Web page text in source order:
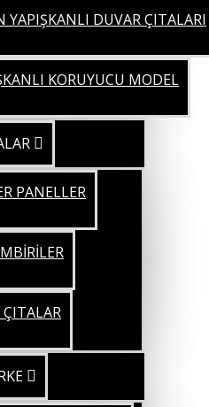
YAPIŞKANLI DUVAR ÇITALARI
KORUYUCU MODEL
PANELLER
ÇITALAR